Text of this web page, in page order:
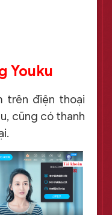
Youku
trên điện thoại
cũng có thanh